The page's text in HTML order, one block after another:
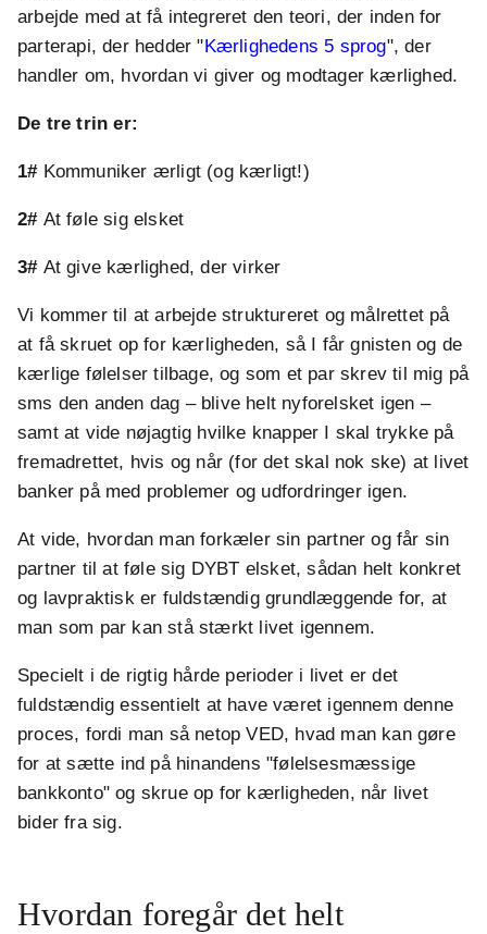
arbejde med at få integreret den teori, der inden for
parterapi, der hedder "Kærlighedens 5 sprog", der
handler om, hvordan vi giver og modtager kærlighed.
De tre trin er:
1# Kommuniker ærligt (og kærligt!)
2# At føle sig elsket
3# At give kærlighed, der virker
Vi kommer til at arbejde struktureret og målrettet på
at få skruet op for kærligheden, så I får gnisten og de
kærlige følelser tilbage, og som et par skrev til mig på
sms den anden dag – blive helt nyforelsket igen –
samt at vide nøjagtig hvilke knapper I skal trykke på
fremadrettet, hvis og når (for det skal nok ske) at livet
banker på med problemer og udfordringer igen.
At vide, hvordan man forkæler sin partner og får sin
partner til at føle sig DYBT elsket, sådan helt konkret
og lavpraktisk er fuldstændig grundlæggende for, at
man som par kan stå stærkt livet igennem.
Specielt i de rigtig hårde perioder i livet er det
fuldstændig essentielt at have været igennem denne
proces, fordi man så netop VED, hvad man kan gøre
for at sætte ind på hinandens "følelsesmæssige
bankkonto" og skrue op for kærligheden, når livet
bider fra sig.
Hvordan foregår det helt